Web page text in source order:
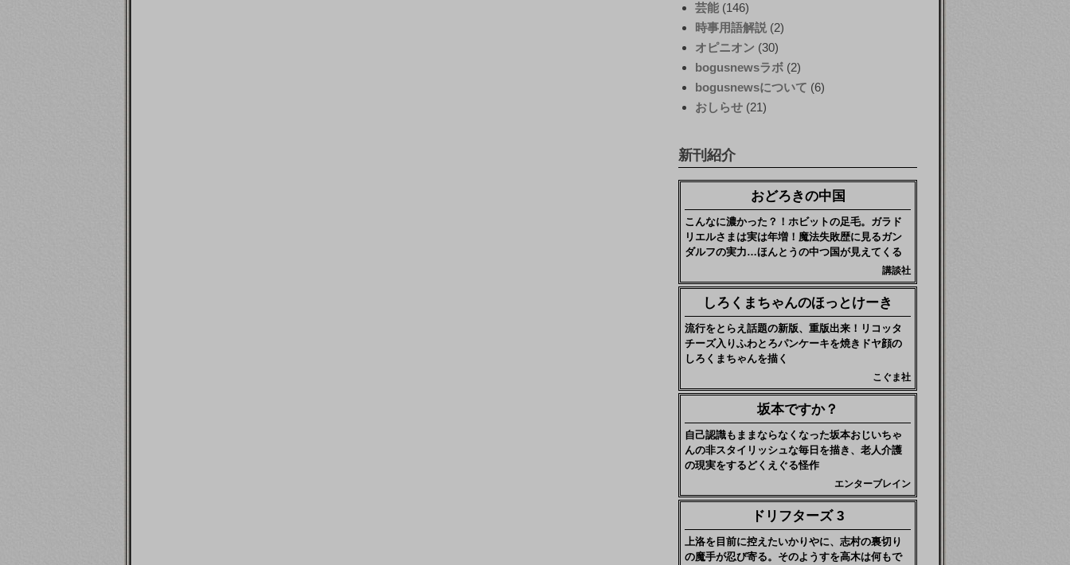
芸能 (146)
時事用語解説 (2)
オピニオン (30)
bogusnewsラボ (2)
bogusnewsについて (6)
おしらせ (21)
新刊紹介
おどろきの中国
こんなに濃かった？！ホビットの足毛。ガラド
リエルさまは実は年増！魔法失敗歴に見るガン
ダルフの実力…ほんとうの中つ国が見えてくる
講談社
しろくまちゃんのほっとけーき
流行をとらえ話題の新版、重版出来！リコッタ
チーズ入りふわとろパンケーキを焼きドヤ顔の
しろくまちゃんを描く
こぐま社
坂本ですか？
自己認識もままならなくなった坂本おじいちゃ
んの非スタイリッシュな毎日を描き、老人介護
の現実をするどくえぐる怪作
エンターブレイン
ドリフターズ 3
上洛を目前に控えたいかりやに、志村の裏切り
の魔手が忍び寄る。そのようすを高木は何もで